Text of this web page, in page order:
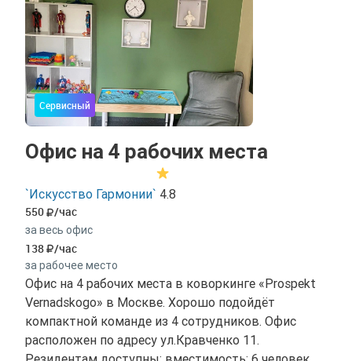
Сервисный
Офис на 4 рабочих места
`Искусство Гармонии` 4.8
550 /час
за весь офис
138 /час
за рабочее место
Офис на 4 рабочих места в коворкинге «Prospekt
Vernadskogo» в Москве. Хорошо подойдёт
компактной команде из 4 сотрудников. Офис
расположен по адресу ул.Кравченко 11.